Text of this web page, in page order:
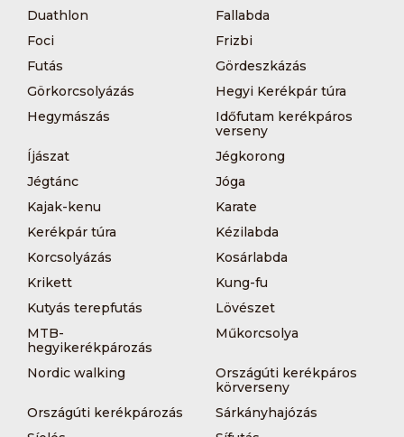
Duathlon
Fallabda
Foci
Frizbi
Futás
Gördeszkázás
Görkorcsolyázás
Hegyi Kerékpár túra
Hegymászás
Időfutam kerékpáros
verseny
Íjászat
Jégkorong
Jégtánc
Jóga
Kajak-kenu
Karate
Kerékpár túra
Kézilabda
Korcsolyázás
Kosárlabda
Krikett
Kung-fu
Kutyás terepfutás
Lövészet
MTB-
hegyikerékpározás
Műkorcsolya
Nordic walking
Országúti kerékpáros
körverseny
Országúti kerékpározás
Sárkányhajózás